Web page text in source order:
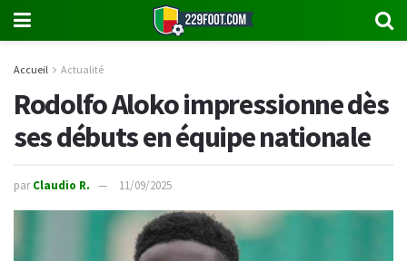
Accueil Actualité
Rodolfo Aloko impressionne dès
ses débuts en équipe nationale
par Claudio R. 11/09/2025